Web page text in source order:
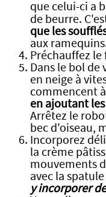
que celui-ci a
de beurre.
que les
aux
Préchauffez le
Dans le bol
en neige à
commencent
en ajoutant les
Arrêtez le
bec d'oiseau,
Incorporez
la crème
mouvements
avec la spatule
y incorporer